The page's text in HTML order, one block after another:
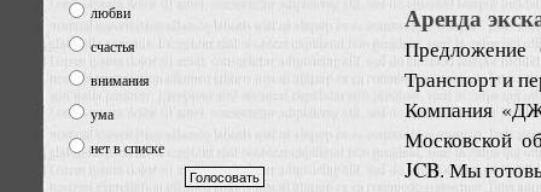
любви
счастья
внимания
ума
нет в списке
Аренда
Предложение
Транспорт и
Компания
Московской
JCB. Мы